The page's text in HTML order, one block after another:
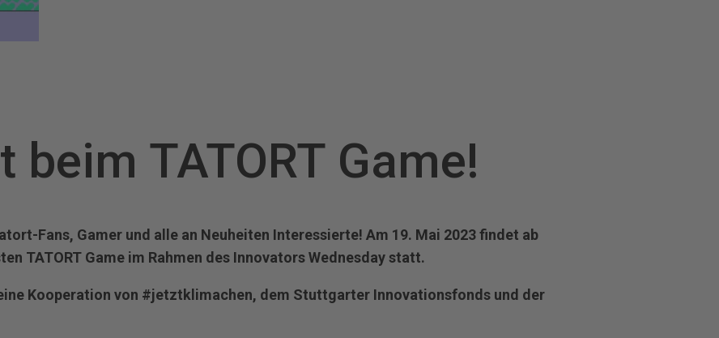
TATORT Game!
Fans, Gamer und alle an Neuheiten Interessierte! Am 19. Mai 2023 findet ab
TATORT Game im Rahmen des Innovators Wednesday statt.
Kooperation von #jetztklimachen, dem Stuttgarter Innovationsfonds und der